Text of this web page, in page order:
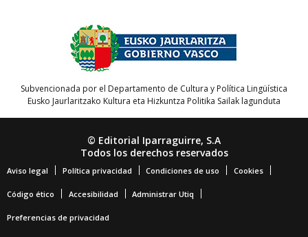
Subvencionada por el Departamento de Cultura y Política Lingüística
Eusko Jaurlaritzako Kultura eta Hizkuntza Politika Sailak lagunduta
© Editorial Iparraguirre, S.A
Todos los derechos reservados
Aviso legal Política privacidad Condiciones de uso Cookies
Código ético Accesibilidad Administrar Utiq
Preferencias de privacidad